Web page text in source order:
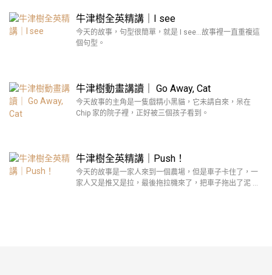
牛津樹全英精講｜I see
今天的故事，句型很簡單，就是 I see…故事裡一直重複這
個句型。
牛津樹動畫講讀｜ Go Away, Cat
今天故事的主角是一隻戲精小黑貓，它未請自來，呆在
Chip 家的院子裡，正好被三個孩子看到。
牛津樹全英精講｜Push！
今天的故事是一家人來到一個農場，但是車子卡住了，一
家人又是推又是拉，最後拖拉機來了，把車子拖出了泥 …